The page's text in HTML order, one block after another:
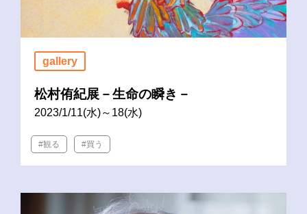
gallery
松村侑紀展－生命の瞬き－
2023/1/11(水)～18(水)
#観る #買う